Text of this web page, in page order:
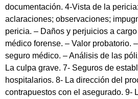
documentación. 4-Vista de la
aclaraciones; observaciones;
pericia. – Daños y perjuicios a
médico forense. – Valor probatorio.
seguro médico. – Análisis de las
La culpa grave. 7- Seguros de
hospitalarios. 8- La dirección del
contrapuestos con el asegurado. 9-